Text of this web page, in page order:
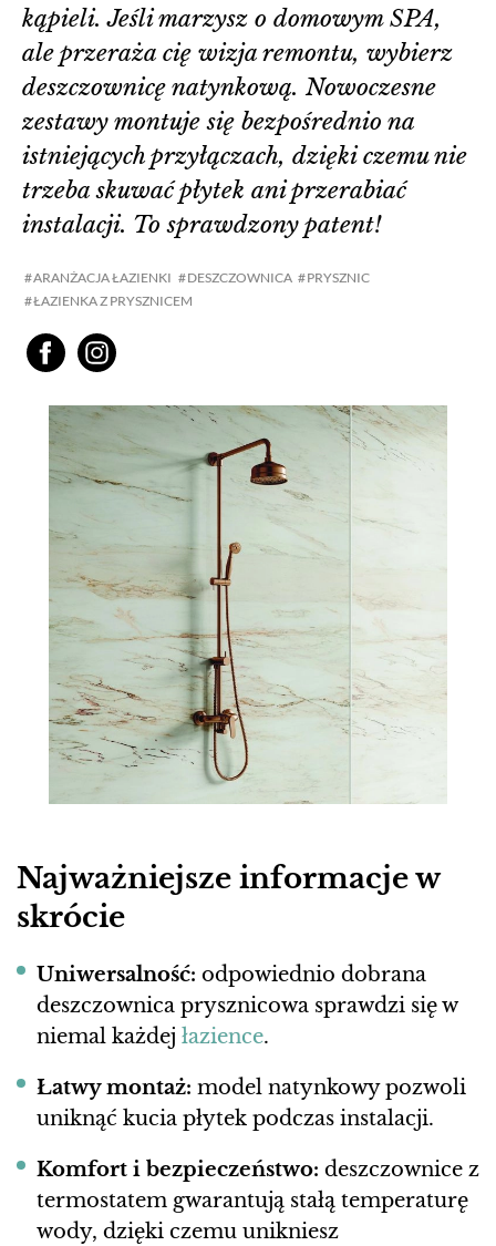
ARANŻACJA ŁAZIENKI DESZCZOWNICA
PRYSZNIC
ŁAZIENKA Z PRYSZNICEM
kąpieli. Jeśli marzysz o domowym SPA,
ale przeraża cię wizja remontu, wybierz
deszczownicę natynkową. Nowoczesne
zestawy montuje się bezpośrednio na
istniejących przyłączach, dzięki czemu nie
trzeba skuwać płytek ani przerabiać
instalacji. To sprawdzony patent!
Najważniejsze informacje w
skrócie
Uniwersalność: odpowiednio dobrana
deszczownica prysznicowa sprawdzi się w
niemal każdej łazience.
Łatwy montaż: model natynkowy pozwoli
uniknąć kucia płytek podczas instalacji.
Komfort i bezpieczeństwo: deszczownice z
termostatem gwarantują stałą temperaturę
wody, dzięki czemu unikniesz